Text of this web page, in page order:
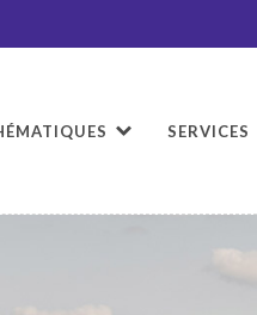
SERVICES